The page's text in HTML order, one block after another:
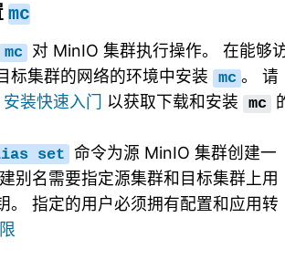
mc
mc
对 MinIO 集群执行操作。 在能够
标集群的网络的环境中安装
mc 。 请
安装快速入门 以获取下载和安装 mc
set 命令为源 MinIO 集群创建一
别名需要指定源集群和目标集群上用
。 指定的用户必须拥有配置和应用转